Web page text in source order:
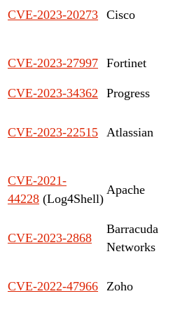
CVE-2023-20273 Cisco
CVE-2023-27997 Fortinet
CVE-2023-34362
Progress
CVE-2023-22515 Atlassian
CVE-2021-
44228 (Log4Shell)
Apache
CVE-2023-2868
Barracuda
Networks
CVE-2022-47966 Zoho